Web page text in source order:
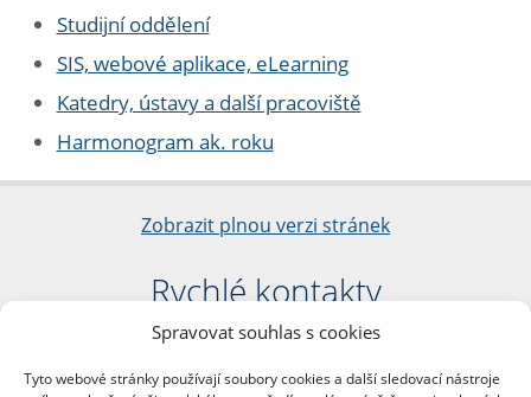
Spravovat souhlas s cookies
Tyto webové stránky používají soubory cookies a další sledovací nástroje
Studijní oddělení
SIS, webové aplikace, eLearning
Katedry, ústavy a další pracoviště
Harmonogram ak. roku
Zobrazit plnou verzi stránek
Rychlé kontakty
Filozofická fakulta
nám. Jana Palacha 1/2